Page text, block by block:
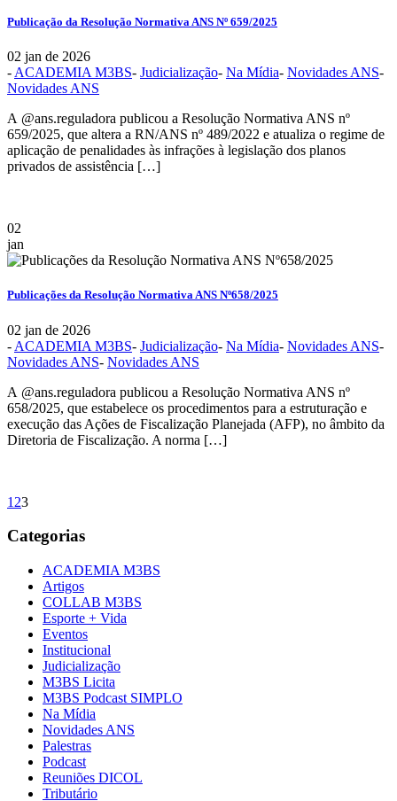
Publicação da Resolução Normativa ANS Nº 659/2025
02 jan de 2026
- ACADEMIA M3BS- Judicialização- Na Mídia- Novidades ANS-
Novidades ANS
A @ans.reguladora publicou a Resolução Normativa ANS nº
659/2025, que altera a RN/ANS nº 489/2022 e atualiza o regime de
aplicação de penalidades às infrações à legislação dos planos
privados de assistência […]
02
jan
Publicações da Resolução Normativa ANS Nº658/2025
02 jan de 2026
- ACADEMIA M3BS- Judicialização- Na Mídia- Novidades ANS-
Novidades ANS- Novidades ANS
A @ans.reguladora publicou a Resolução Normativa ANS nº
658/2025, que estabelece os procedimentos para a estruturação e
execução das Ações de Fiscalização Planejada (AFP), no âmbito da
Diretoria de Fiscalização. A norma […]
1 23
Categorias
ACADEMIA M3BS
Artigos
COLLAB M3BS
Esporte + Vida
Eventos
Institucional
Judicialização
M3BS Licita
M3BS Podcast SIMPLO
Na Mídia
Novidades ANS
Palestras
Podcast
Reuniões DICOL
Tributário